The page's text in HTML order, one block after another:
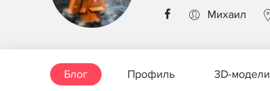
Михаил
Блог Профиль 3D-модели